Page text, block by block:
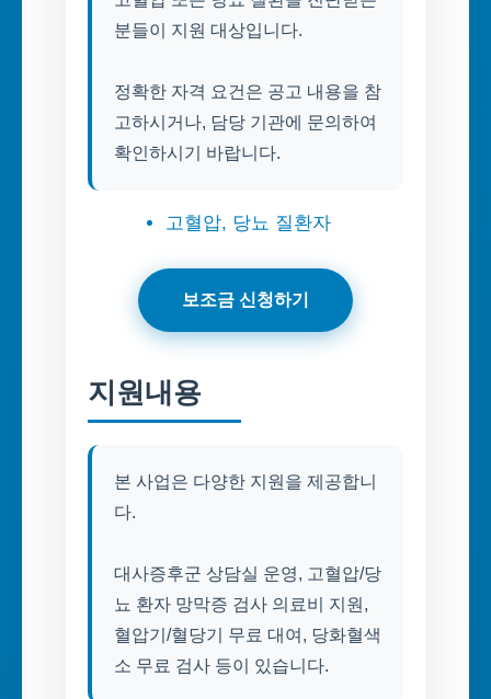
분들이 지원 대상입니다.
정확한 자격 요건은 공고 내용을 참
고하시거나, 담당 기관에 문의하여
확인하시기 바랍니다.
고혈압, 당뇨 질환자
보조금 신청하기
지원내용
본 사업은 다양한 지원을 제공합니
다.
대사증후군 상담실 운영, 고혈압/당
뇨 환자 망막증 검사 의료비 지원,
혈압기/혈당기 무료 대여, 당화혈색
소 무료 검사 등이 있습니다.